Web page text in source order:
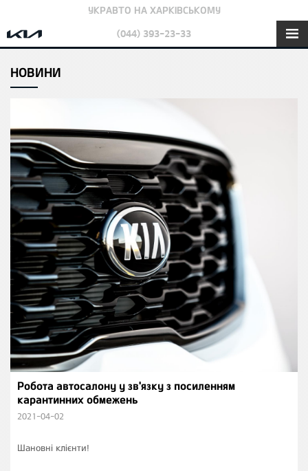
УКРАВТО НА ХАРКІВСЬКОМУ
(044) 393-23-33
НОВИНИ
Робота автосалону у зв'язку з посиленням
карантинних обмежень
2021-04-02
Шановні клієнти!